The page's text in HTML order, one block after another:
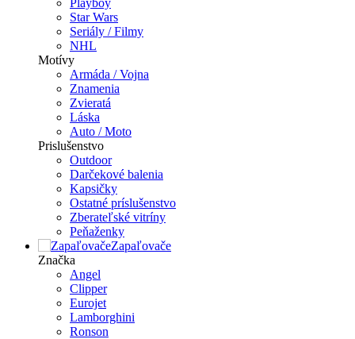
Playboy
Star Wars
Seriály / Filmy
NHL
Motívy
Armáda / Vojna
Znamenia
Zvieratá
Láska
Auto / Moto
Prislušenstvo
Outdoor
Darčekové balenia
Kapsičky
Ostatné príslušenstvo
Zberateľské vitríny
Peňaženky
Zapaľovače
Značka
Angel
Clipper
Eurojet
Lamborghini
Ronson